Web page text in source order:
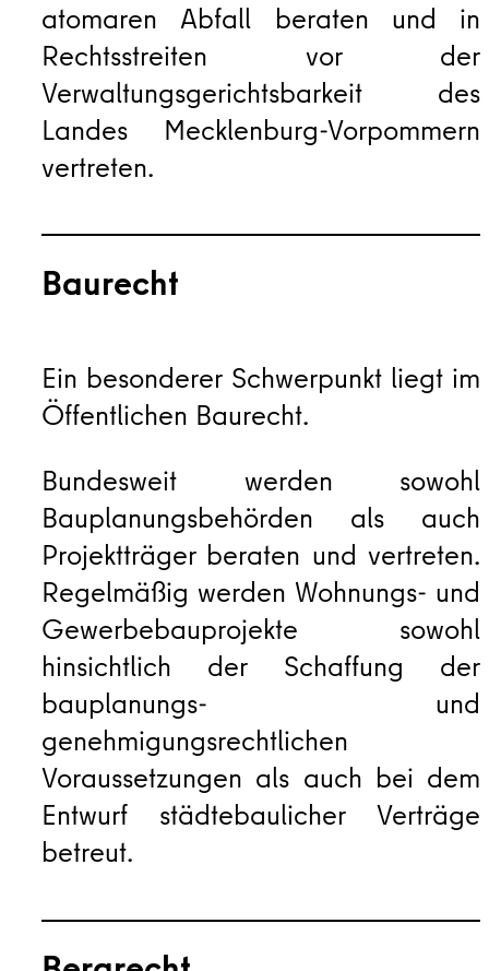
atomaren Abfall beraten und in
Rechtsstreiten vor der
Verwaltungsgerichtsbarkeit des
Landes Mecklenburg-Vorpommern
vertreten.
Baurecht
Ein besonderer Schwerpunkt liegt im
Öffentlichen Baurecht.
Bundesweit werden sowohl
Bauplanungsbehörden als auch
Projektträger beraten und vertreten.
Regelmäßig werden Wohnungs- und
Gewerbebauprojekte sowohl
hinsichtlich der Schaffung der
bauplanungs- und
genehmigungsrechtlichen
Voraussetzungen als auch bei dem
Entwurf städtebaulicher Verträge
betreut.